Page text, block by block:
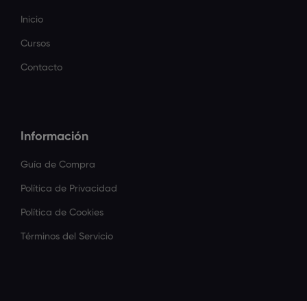
Inicio
Cursos
Contacto
Información
Guía de Compra
Política de Privacidad
Política de Cookies
Términos del Servicio